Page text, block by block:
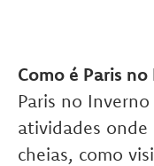
Como é Paris
Paris no
atividades
cheias, como